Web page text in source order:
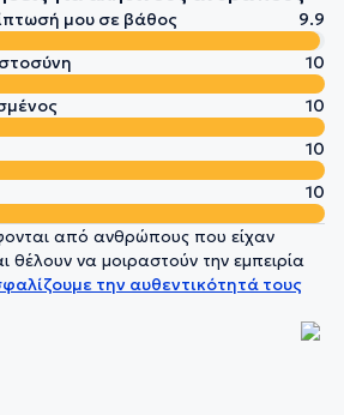
μου σε βάθος
9.9
10
10
10
10
από ανθρώπους που είχαν
θέλουν να μοιραστούν την εμπειρία
την αυθεντικότητά τους